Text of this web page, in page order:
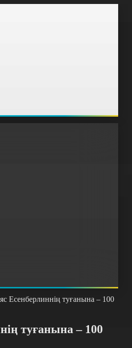
Есенберлиннің туғанына – 100
туғанына – 100